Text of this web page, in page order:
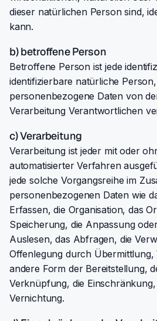
dieser natürlichen Person sind,
kann.
b) betroffene Person
Betroffene Person ist jede
identifizierbare natürliche
personenbezogene Daten von
Verarbeitung Verantwortlichen
c) Verarbeitung
Verarbeitung ist jeder mit oder
automatisierter Verfahren
jede solche Vorgangsreihe im
personenbezogenen Daten wie
Erfassen, die Organisation, das
Speicherung, die Anpassung
Auslesen, das Abfragen, die
Offenlegung durch Übermittlung,
andere Form der Bereitstellung,
Verknüpfung, die
Vernichtung.